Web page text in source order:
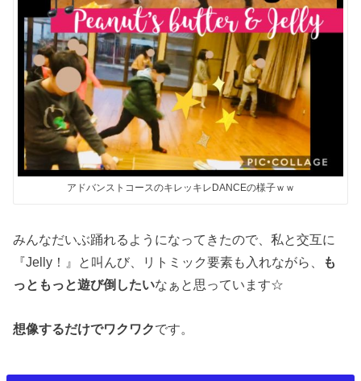
アドバンストコースのキレッキレDANCEの様子ｗｗ
みんなだいぶ踊れるようになってきたので、私と交互に
『Jelly！』と叫んび、リトミック要素も入れながら、
も
っともっと遊び倒したいなぁと思っています☆
想像するだけでワクワクです。